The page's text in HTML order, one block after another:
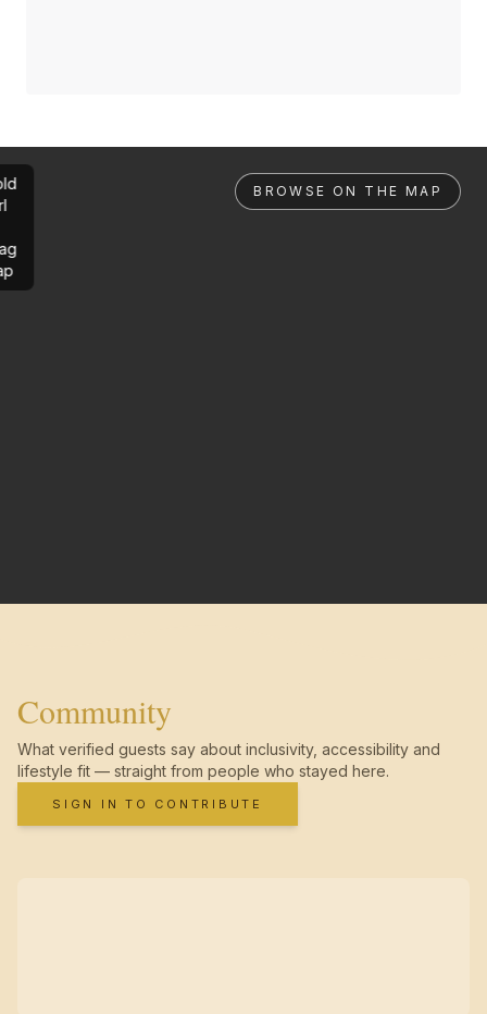
BROWSE ON THE MAP
Community
What verified guests say about inclusivity, accessibility and
lifestyle fit — straight from people who stayed here.
SIGN IN TO CONTRIBUTE